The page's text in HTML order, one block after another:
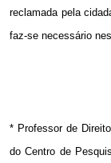
reclamada pela
faz-se necessário
* Professor de
do Centro de